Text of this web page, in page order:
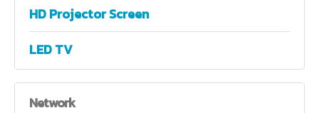
HD Projector Screen
LED TV
Network